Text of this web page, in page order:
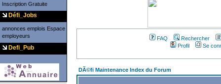
Inscription Gratuite
Défi_Jobs
annonces emplois Espace
employeurs
Defi_Pub
FAQ
Rechercher
Profil
Se
DÃ©fi Maintenance Index du Forum